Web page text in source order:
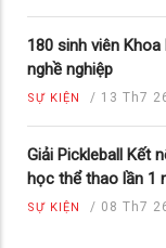
180 sinh viên
nghề nghiệp
SỰ KIỆN / 13 Th7
Giải Pickleball Kết
học thể thao lần 1
SỰ KIỆN / 08 Th7